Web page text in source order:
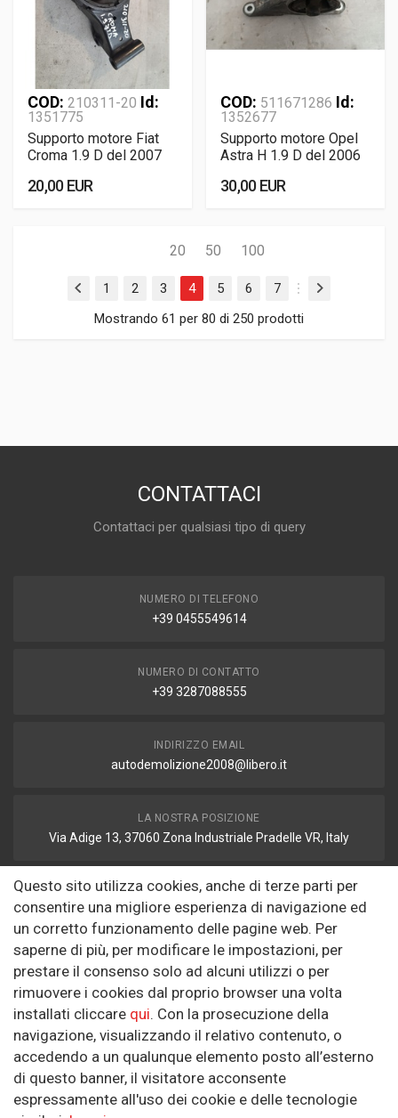
COD: 210311-20 Id:
1351775
Supporto motore Fiat
Croma 1.9 D del 2007
20,00 EUR
COD: 511671286 Id:
1352677
Supporto motore Opel
Astra H 1.9 D del 2006
30,00 EUR
20 50 100
1 2 3 4 5 6
7
Mostrando 61 per 80 di 250 prodotti
CONTATTACI
Contattaci per qualsiasi tipo di query
NUMERO DI TELEFONO
+39 0455549614
NUMERO DI CONTATTO
+39 3287088555
INDIRIZZO EMAIL
autodemolizione2008@libero.it
LA NOSTRA POSIZIONE
Via Adige 13, 37060 Zona Industriale Pradelle VR, Italy
FAX
autodemolizione2008@libero.it
Informazioni
Riguardo a noi
Politica sulla Riservatezza
SEGUICI SUI SOCIAL
Questo sito utilizza cookies, anche di terze parti per
consentire una migliore esperienza di navigazione ed
un corretto funzionamento delle pagine web. Per
saperne di più, per modificare le impostazioni, per
prestare il consenso solo ad alcuni utilizzi o per
rimuovere i cookies dal proprio browser una volta
installati cliccare qui. Con la prosecuzione della
navigazione, visualizzando il relativo contenuto, o
accedendo a un qualunque elemento posto all’esterno
di questo banner, il visitatore acconsente
espressamente all'uso dei cookie e delle tecnologie